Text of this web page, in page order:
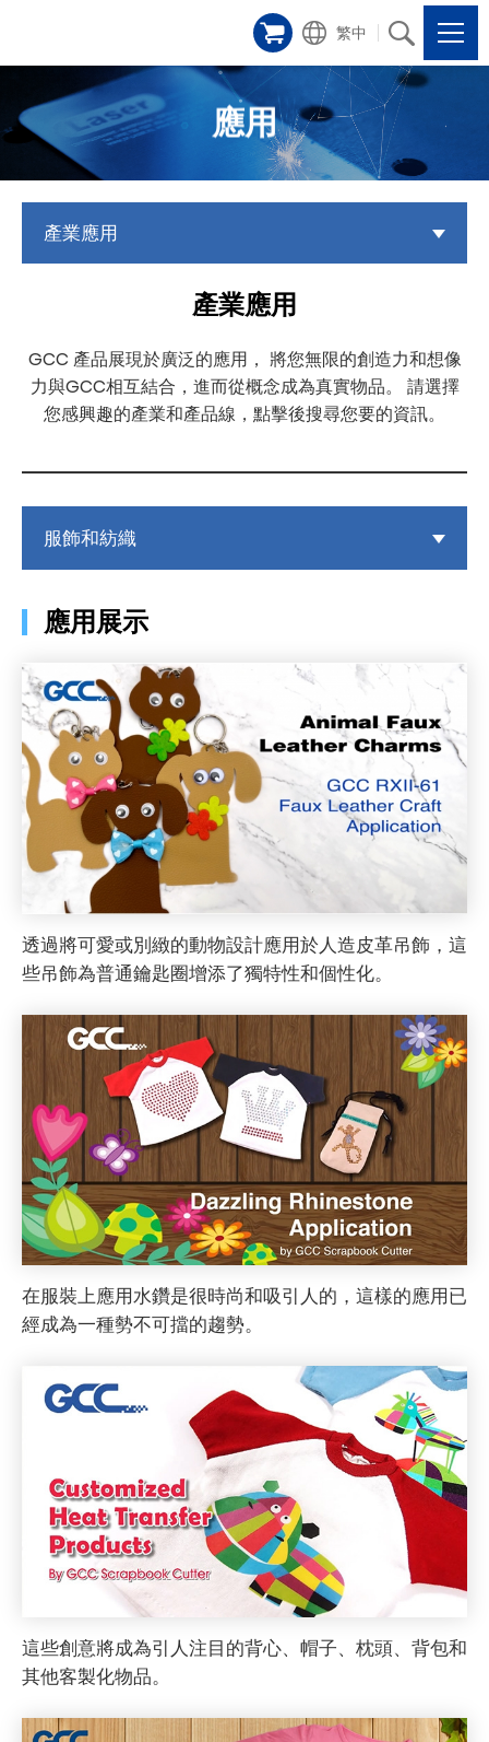
繁中
應用
產業應用
產業應用
GCC 產品展現於廣泛的應用， 將您無限的創造力和想像
力與GCC相互結合，進而從概念成為真實物品。 請選擇
您感興趣的產業和產品線，點擊後搜尋您要的資訊。
服飾和紡織
應用展示
透過將可愛或別緻的動物設計應用於人造皮革吊飾，這
些吊飾為普通鑰匙圈增添了獨特性和個性化。
在服裝上應用水鑽是很時尚和吸引人的，這樣的應用已
經成為一種勢不可擋的趨勢。
這些創意將成為引人注目的背心、帽子、枕頭、背包和
其他客製化物品。